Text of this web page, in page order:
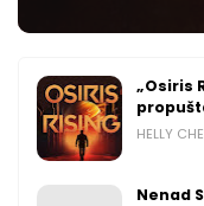
„Osiris
HELLY
Nenad